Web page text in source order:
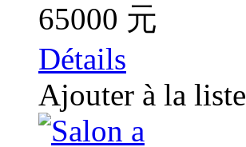
65000 元
Détails
Ajouter à la liste